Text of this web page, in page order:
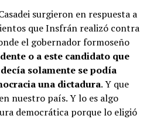
surgieron en respuesta a
que Insfrán realizó contra
el gobernador formoseño
o a este candidato que
solamente se podía
una dictadura. Y que
nuestro país. Y lo es algo
democrática porque lo eligió